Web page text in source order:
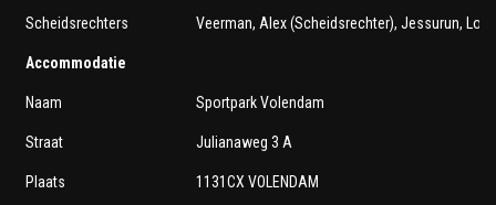
Scheidsrechters Veerman, Alex (Scheidsrechter), Jessurun,
Accommodatie
Naam Sportpark Volendam
Straat Julianaweg 3 A
Plaats 1131CX VOLENDAM